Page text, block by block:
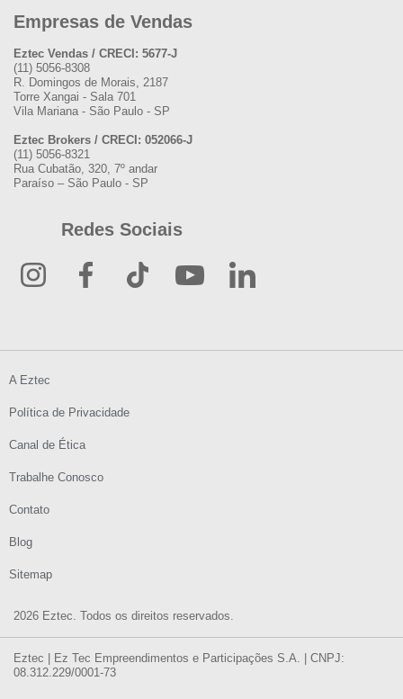
Empresas de Vendas
Eztec Vendas / CRECI: 5677-J
(11) 5056-8308
R. Domingos de Morais, 2187
Torre Xangai - Sala 701
Vila Mariana - São Paulo - SP
Eztec Brokers / CRECI: 052066-J
(11) 5056-8321
Rua Cubatão, 320, 7º andar
Paraíso – São Paulo - SP
Redes Sociais
2026 Eztec. Todos os direitos reservados.
A Eztec
Política de Privacidade
Canal de Ética
Trabalhe Conosco
Contato
Blog
Sitemap
Eztec | Ez Tec Empreendimentos e Participações S.A. | CNPJ:
08.312.229/0001-73